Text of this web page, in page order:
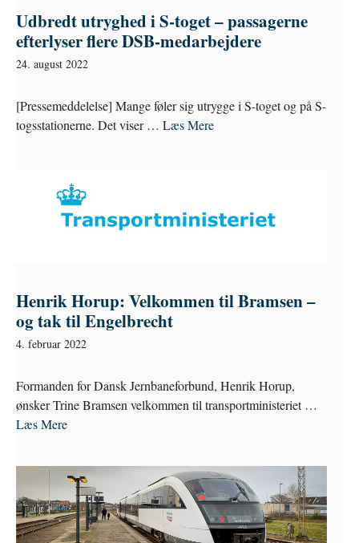
Udbredt utryghed i S-toget – passagerne
efterlyser flere DSB-medarbejdere
24. august 2022
[Pressemeddelelse] Mange føler sig utrygge i S-toget og på S-
togsstationerne. Det viser … Læs Mere
Henrik Horup: Velkommen til Bramsen –
og tak til Engelbrecht
4. februar 2022
Formanden for Dansk Jernbaneforbund, Henrik Horup,
ønsker Trine Bramsen velkommen til transportministeriet …
Læs Mere